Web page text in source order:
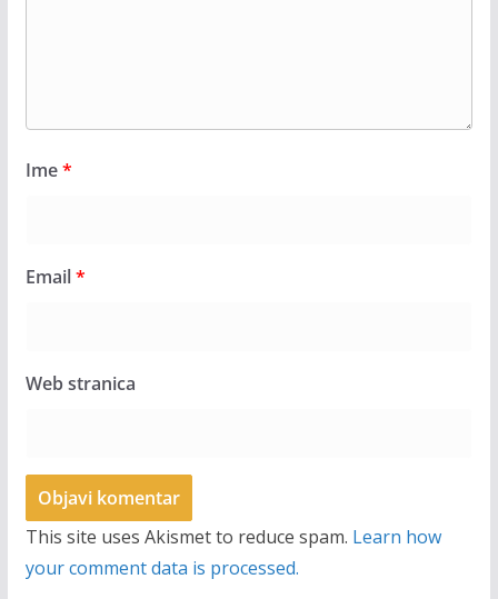
Ime*
Email*
Web stranica
This site uses Akismet to reduce spam. Learn how
your comment data is processed.